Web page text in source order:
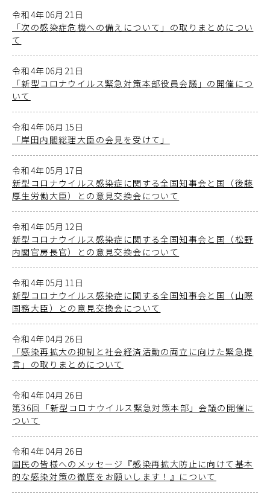
令和4年06月21日
「次の感染症危機への備えについて」の取りまとめについ
て
令和4年06月21日
「新型コロナウイルス緊急対策本部役員会議」の開催につ
いて
令和4年06月15日
「岸田内閣総理大臣の会見を受けて」
令和4年05月17日
新型コロナウイルス感染症に関する全国知事会と国（後藤
厚生労働大臣）との意見交換会について
令和4年05月12日
新型コロナウイルス感染症に関する全国知事会と国（松野
内閣官房長官）との意見交換会について
令和4年05月11日
新型コロナウイルス感染症に関する全国知事会と国（山際
国務大臣）との意見交換会について
令和4年04月26日
「感染再拡大の抑制と社会経済活動の両立に向けた緊急提
言」の取りまとめについて
令和4年04月26日
第36回「新型コロナウイルス緊急対策本部」会議の開催に
ついて
令和4年04月26日
国民の皆様へのメッセージ『感染再拡大防止に向けて基本
的な感染対策の徹底をお願いします！』について